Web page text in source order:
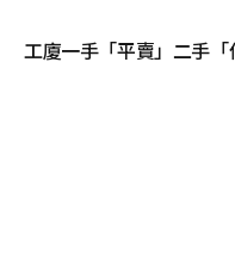
工廈一手「平賣」二手